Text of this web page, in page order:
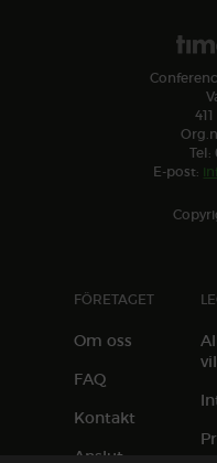
Tel:
E-post:
FÖRETAGET
Om oss
FAQ
Kontakt
Anslut